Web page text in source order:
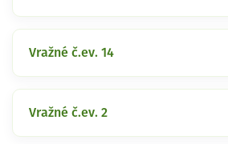
Vražné č.ev. 14
Vražné č.ev. 2